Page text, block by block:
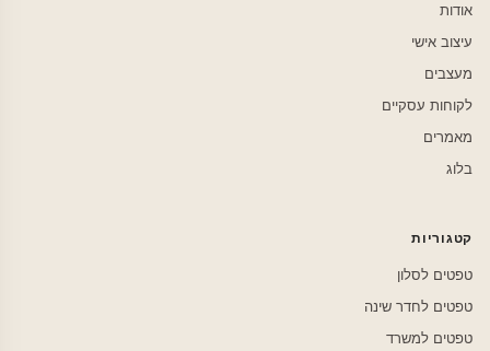
אודות
עיצוב אישי
מעצבים
לקוחות עסקיים
מאמרים
בלוג
קטגוריות
טפטים לסלון
טפטים לחדר שינה
טפטים למשרד